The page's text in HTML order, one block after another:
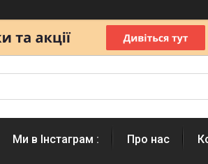
Ми в Інстаграм : Про нас